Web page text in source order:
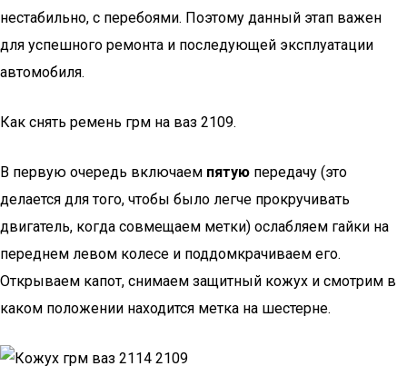
нестабильно, с перебоями. Поэтому данный этап важен
для успешного ремонта и последующей эксплуатации
автомобиля.
Как снять ремень грм на ваз 2109.
В первую очередь включаем пятую передачу (это
делается для того, чтобы было легче прокручивать
двигатель, когда совмещаем метки) ослабляем гайки на
переднем левом колесе и поддомкрачиваем его.
Открываем капот, снимаем защитный кожух и смотрим в
каком положении находится метка на шестерне.